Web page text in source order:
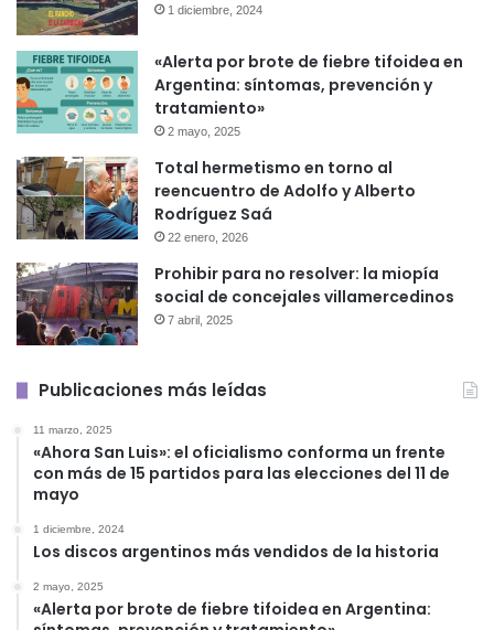
1 diciembre, 2024
«Alerta por brote de fiebre tifoidea en
Argentina: síntomas, prevención y
tratamiento»
2 mayo, 2025
Total hermetismo en torno al
reencuentro de Adolfo y Alberto
Rodríguez Saá
22 enero, 2026
Prohibir para no resolver: la miopía
social de concejales villamercedinos
7 abril, 2025
Publicaciones más leídas
11 marzo, 2025
«Ahora San Luis»: el oficialismo conforma un frente
con más de 15 partidos para las elecciones del 11 de
mayo
1 diciembre, 2024
Los discos argentinos más vendidos de la historia
2 mayo, 2025
«Alerta por brote de fiebre tifoidea en Argentina: